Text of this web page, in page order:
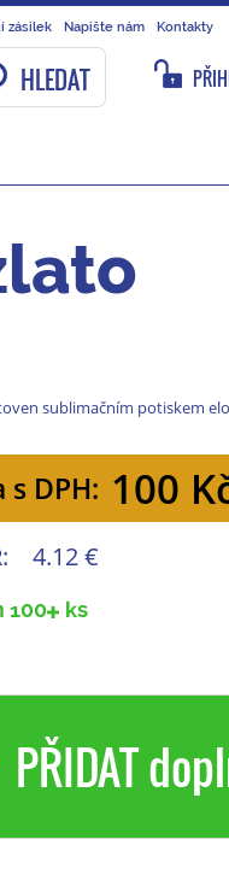
zásilek Napište nám Kontakty
HLEDAT
sublimačním potiskem
s DPH: 100
4.12 €
ks
PŘIDAT